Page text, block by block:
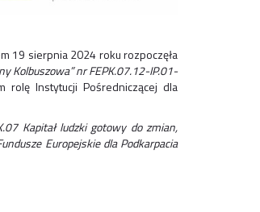
19 sierpnia 2024 roku rozpoczęła
Kolbuszowa” nr FEPK.07.12-IP.01-
rolę Instytucji Pośredniczącej dla
Kapitał ludzki gotowy do zmian,
Europejskie dla Podkarpacia